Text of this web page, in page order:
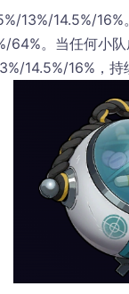
13%/14.5%/
。当任何小
14.5%/16%，